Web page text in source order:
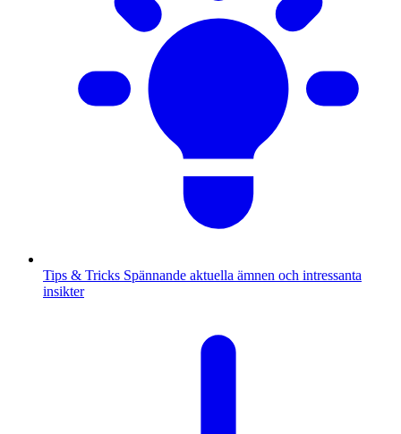
Tips & Tricks Spännande aktuella ämnen och intressanta
insikter